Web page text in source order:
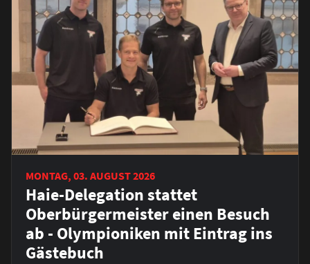
MONTAG, 03. AUGUST 2026
Haie-Delegation stattet
Oberbürgermeister einen Besuch
ab - Olympioniken mit Eintrag ins
Gästebuch